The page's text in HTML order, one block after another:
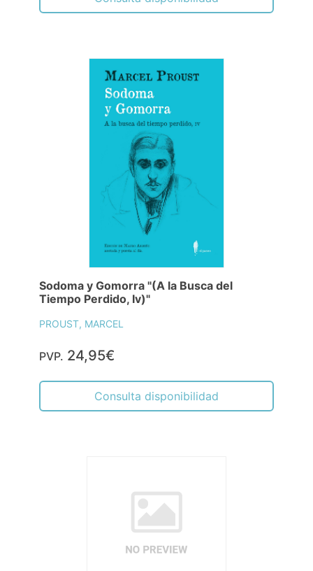
Sodoma y Gomorra "(A la Busca del
Tiempo Perdido, Iv)"
PROUST, MARCEL
PVP. 24,95€
Consulta disponibilidad